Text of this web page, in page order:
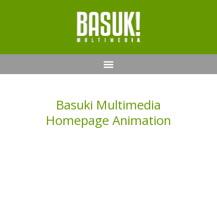
Basuki Multimedia
Homepage Animation